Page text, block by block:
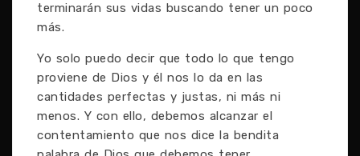
terminarán sus vidas buscando tener un poco
más.
Yo solo puedo decir que todo lo que tengo
proviene de Dios y él nos lo da en las
cantidades perfectas y justas, ni más ni
menos. Y con ello, debemos alcanzar el
contentamiento que nos dice la bendita